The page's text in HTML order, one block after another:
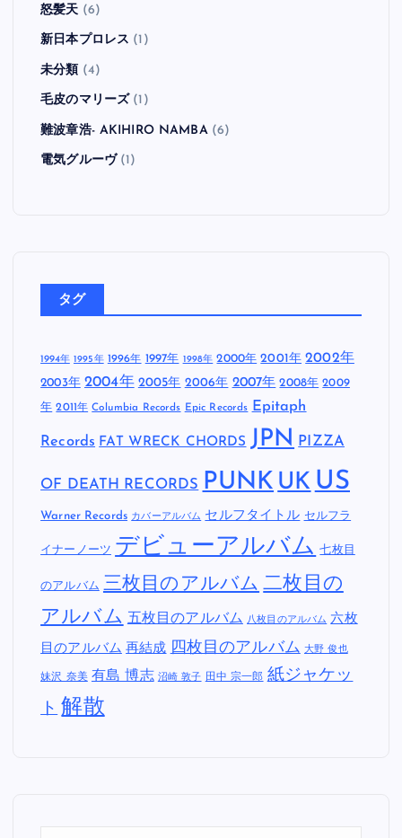
怒髪天 (6)
新日本プロレス (1)
未分類 (4)
毛皮のマリーズ (1)
難波章浩- AKIHIRO NAMBA(6)
電気グルーヴ(1)
タグ
1994年 1995年 1996年 1997年 1998年 2000年 2001年 2002年
2003年 2004年 2005年 2006年 2007年 2008年 2009
年 2011年 Columbia Records Epic Records Epitaph
Records FAT WRECK CHORDS JPN PIZZA
OF DEATH RECORDS PUNK UK US
Warner Records カバーアルバム セルフタイトル セルフラ
イナーノーツ デビューアルバム 七枚目
のアルバム 三枚目のアルバム 二枚目の
アルバム 五枚目のアルバム 八枚目のアルバム 六枚
目のアルバム 再結成 四枚目のアルバム 大野 俊也
妹沢 奈美 有島 博志 沼崎 敦子 田中 宗一郎 紙ジャケッ
ト 解散